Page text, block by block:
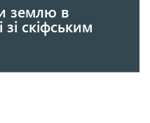
землю в
зі скіфським